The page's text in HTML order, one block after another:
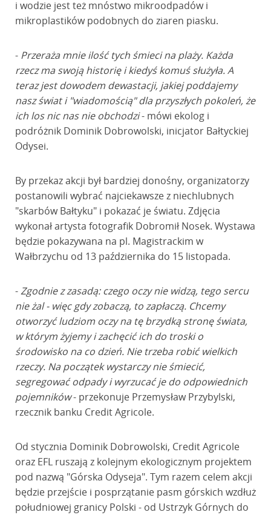
i wodzie jest też mnóstwo mikroodpadów i
mikroplastików podobnych do ziaren piasku.
- Przeraża mnie ilość tych śmieci na plaży. Każda
rzecz ma swoją historię i kiedyś komuś służyła. A
teraz jest dowodem dewastacji, jakiej poddajemy
nasz świat i "wiadomością" dla przyszłych pokoleń, że
ich los nic nas nie obchodzi- mówi ekolog i
podróżnik Dominik Dobrowolski, inicjator Bałtyckiej
Odysei.
By przekaz akcji był bardziej donośny, organizatorzy
postanowili wybrać najciekawsze z niechlubnych
"skarbów Bałtyku" i pokazać je światu. Zdjęcia
wykonał artysta fotografik Dobromił Nosek. Wystawa
będzie pokazywana na pl. Magistrackim w
Wałbrzychu od 13 października do 15 listopada.
-Zgodnie z zasadą: czego oczy nie widzą, tego sercu
nie żal - więc gdy zobaczą, to zapłaczą. Chcemy
otworzyć ludziom oczy na tę brzydką stronę świata,
w którym żyjemy i zachęcić ich do troski o
środowisko na co dzień. Nie trzeba robić wielkich
rzeczy. Na początek wystarczy nie śmiecić,
segregować odpady i wyrzucać je do odpowiednich
pojemników- przekonuje Przemysław Przybylski,
rzecznik banku Credit Agricole.
Od stycznia Dominik Dobrowolski, Credit Agricole
oraz EFL ruszają z kolejnym ekologicznym projektem
pod nazwą "Górska Odyseja". Tym razem celem akcji
będzie przejście i posprzątanie pasm górskich wzdłuż
południowej granicy Polski - od Ustrzyk Górnych do